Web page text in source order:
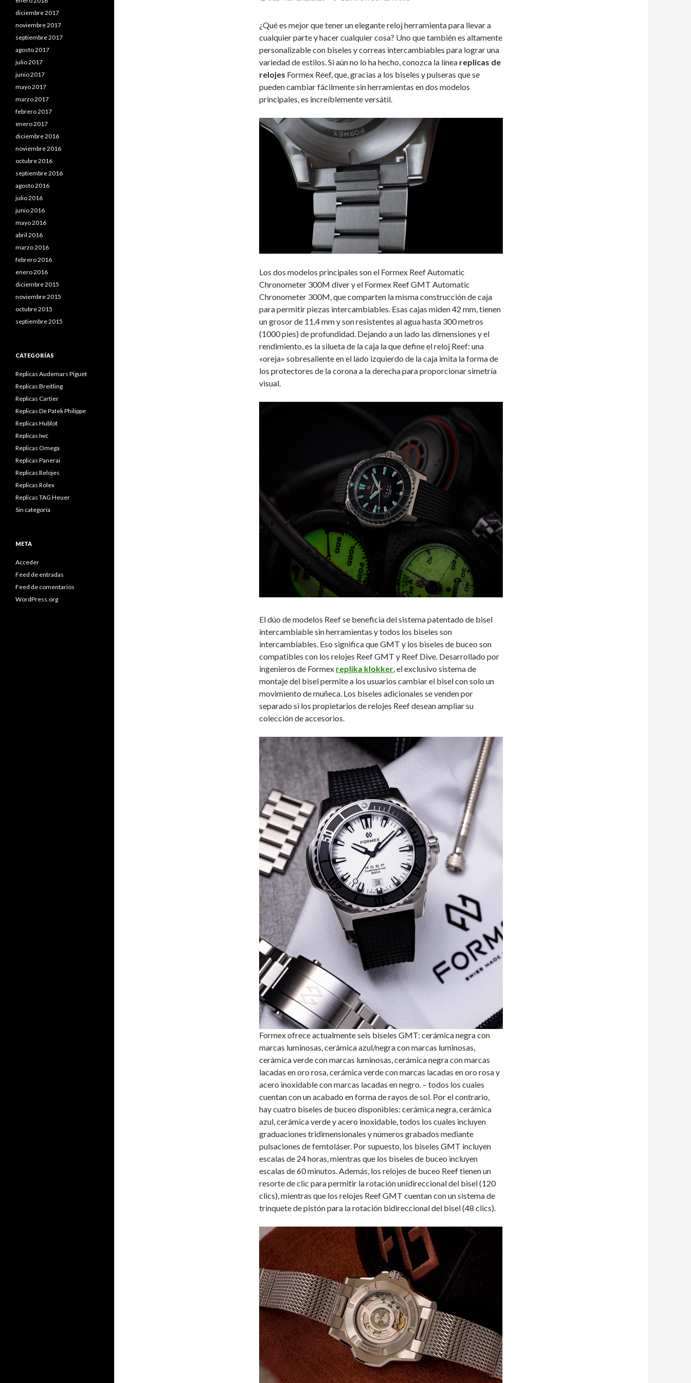
¿Qué es mejor que tener un elegante reloj herramienta para llevar a
cualquier parte y hacer cualquier cosa? Uno que también es altamente
personalizable con biseles y correas intercambiables para lograr una
variedad de estilos. Si aún no lo ha hecho, conozca la línea replicas de
relojes Formex Reef, que, gracias a los biseles y pulseras que se
pueden cambiar fácilmente sin herramientas en dos modelos
principales, es increíblemente versátil.
Los dos modelos principales son el Formex Reef Automatic
Chronometer 300M diver y el Formex Reef GMT Automatic
Chronometer 300M, que comparten la misma construcción de caja
para permitir piezas intercambiables. Esas cajas miden 42 mm, tienen
un grosor de 11,4 mm y son resistentes al agua hasta 300 metros
(1000 pies) de profundidad. Dejando a un lado las dimensiones y el
rendimiento, es la silueta de la caja la que define el reloj Reef: una
«oreja» sobresaliente en el lado izquierdo de la caja imita la forma de
los protectores de la corona a la derecha para proporcionar simetría
visual.
El dúo de modelos Reef se beneficia del sistema patentado de bisel
intercambiable sin herramientas y todos los biseles son
intercambiables. Eso significa que GMT y los biseles de buceo son
compatibles con los relojes Reef GMT y Reef Dive. Desarrollado por
ingenieros de Formex replika klokker, el exclusivo sistema de
montaje del bisel permite a los usuarios cambiar el bisel con solo un
movimiento de muñeca. Los biseles adicionales se venden por
separado si los propietarios de relojes Reef desean ampliar su
colección de accesorios.
Formex ofrece actualmente seis biseles GMT: cerámica negra con
marcas luminosas, cerámica azul/negra con marcas luminosas,
cerámica verde con marcas luminosas, cerámica negra con marcas
lacadas en oro rosa, cerámica verde con marcas lacadas en oro rosa y
acero inoxidable con marcas lacadas en negro. – todos los cuales
cuentan con un acabado en forma de rayos de sol. Por el contrario,
hay cuatro biseles de buceo disponibles: cerámica negra, cerámica
azul, cerámica verde y acero inoxidable, todos los cuales incluyen
graduaciones tridimensionales y números grabados mediante
pulsaciones de femtoláser. Por supuesto, los biseles GMT incluyen
escalas de 24 horas, mientras que los biseles de buceo incluyen
escalas de 60 minutos. Además, los relojes de buceo Reef tienen un
resorte de clic para permitir la rotación unidireccional del bisel (120
clics), mientras que los relojes Reef GMT cuentan con un sistema de
trinquete de pistón para la rotación bidireccional del bisel (48 clics).
diciembre 2017
noviembre 2017
septiembre 2017
agosto 2017
julio 2017
junio 2017
mayo 2017
marzo 2017
febrero 2017
enero 2017
diciembre 2016
noviembre 2016
octubre 2016
septiembre 2016
agosto 2016
julio 2016
junio 2016
mayo 2016
abril 2016
marzo 2016
febrero 2016
enero 2016
diciembre 2015
noviembre 2015
octubre 2015
septiembre 2015
CATEGORÍAS
Replicas Audemars Piguet
Replicas Breitling
Replicas Cartier
Replicas De Patek Philippe
Replicas Hublot
Replicas Iwc
Replicas Omega
Replicas Panerai
Replicas Relojes
Replicas Rolex
Replicas TAG Heuer
Sin categoría
META
Acceder
Feed de entradas
Feed de comentarios
WordPress.org